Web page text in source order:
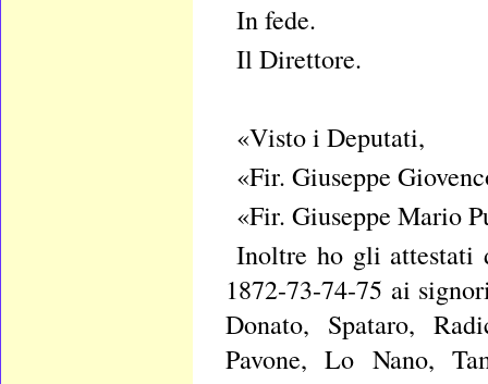
In fede.
Il Direttore.
«Visto i Deputati,
«Fir. Giuseppe
«Fir. Giuseppe Mario
Inoltre ho gli attestati
1872-73-74-75 ai
Donato, Spataro,
Pavone, Lo Nano,